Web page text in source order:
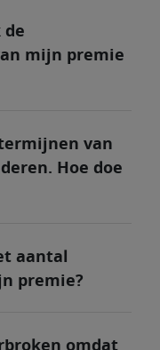
mijn premie
van
Hoe doe
aantal
premie?
omdat